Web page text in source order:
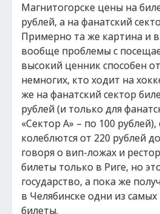
Магнитогорске цены на
рублей, а на фанатский
Примерно та же картина и
вообще проблемы с
высокий ценник способен
немногих, кто ходит на
же на фанатский сектор
рублей (и только для
«Сектор А» – по 100
колеблются от 220 рублей
говоря о вип-ложах и
билеты только в Риге, но
государство, а пока же
в Челябинске одни из
билеты.